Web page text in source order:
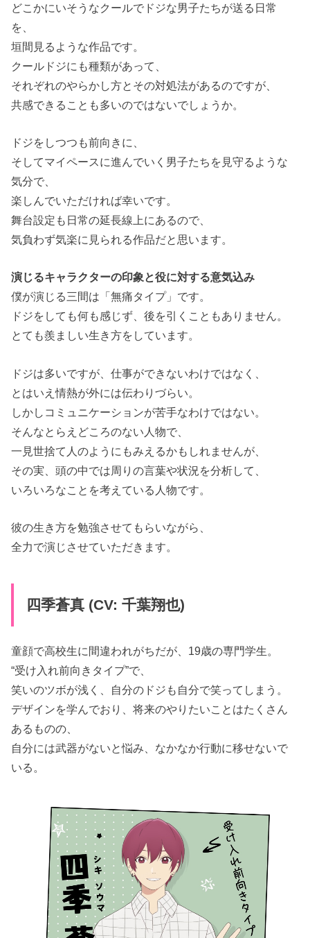
どこかにいそうなクールでドジな男子たちが送る日常
を、
垣間見るような作品です。
クールドジにも種類があって、
それぞれのやらかし方とその対処法があるのですが、
共感できることも多いのではないでしょうか。
ドジをしつつも前向きに、
そしてマイペースに進んでいく男子たちを見守るような
気分で、
楽しんでいただければ幸いです。
舞台設定も日常の延長線上にあるので、
気負わず気楽に見られる作品だと思います。
演じるキャラクターの印象と役に対する意気込み
僕が演じる三間は「無痛タイプ」です。
ドジをしても何も感じず、後を引くこともありません。
とても羨ましい生き方をしています。
ドジは多いですが、仕事ができないわけではなく、
とはいえ情熱が外には伝わりづらい。
しかしコミュニケーションが苦手なわけではない。
そんなとらえどころのない人物で、
一見世捨て人のようにもみえるかもしれませんが、
その実、頭の中では周りの言葉や状況を分析して、
いろいろなことを考えている人物です。
彼の生き方を勉強させてもらいながら、
全力で演じさせていただきます。
四季蒼真 (CV: 千葉翔也)
童顔で高校生に間違われがちだが、19歳の専門学生。
“受け入れ前向きタイプ”で、
笑いのツボが浅く、自分のドジも自分で笑ってしまう。
デザインを学んでおり、将来のやりたいことはたくさん
あるものの、
自分には武器がないと悩み、なかなか行動に移せないで
いる。